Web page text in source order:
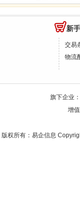
新
交易
物流
旗下企业
增
版权所有：易企信息